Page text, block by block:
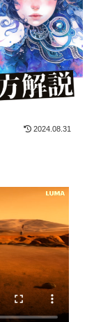
2024.08.31